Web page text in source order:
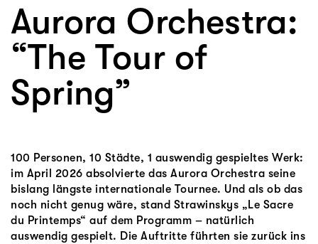
Aurora Orchestra:
“The Tour of
Spring”
100 Personen, 10 Städte, 1 auswendig gespieltes Werk:
im April 2026 absolvierte das Aurora Orchestra seine
bislang längste internationale Tournee. Und als ob das
noch nicht genug wäre, stand Strawinskys „Le Sacre
du Printemps“ auf dem Programm – natürlich
auswendig gespielt. Die Auftritte führten sie zurück ins